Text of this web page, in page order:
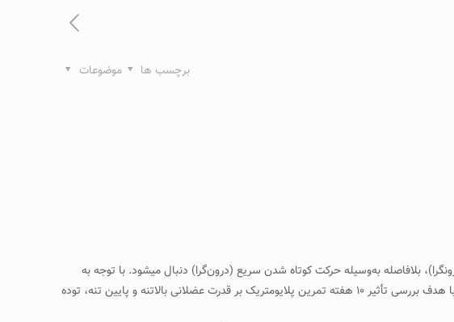
موضوعات برچسب ها
بلافاصله به‌وسیله حرکت کوتاه شدن سریع (درون‌گرا) دنبال می­شود. با توجه به
نقش تمرینات پلایومتریک در هیپرتروفی عضلانی و سنتز پروتئین و در نتیجه افزایش عوامل رشد و آمادگی عضلانی، مطالعه حاضر با هدف بررسی تأثیر ۱۰ هفته تمرین پلایومتریک بر قدرت عضلانی بالاتنه و پایین تنه، توده